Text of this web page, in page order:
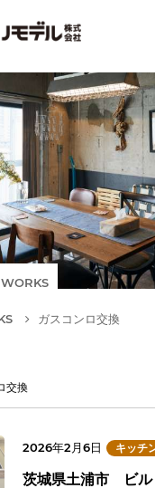
WORKS
ガスコンロ交換
交換
2026年2月6日 キッチ
茨城県土浦市 ビル